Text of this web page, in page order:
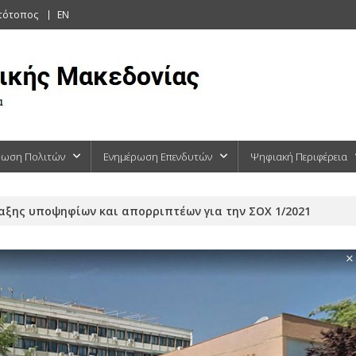
EN
Πολιτών Ενημέρωση Επενδυτών Ψηφιακή Περιφέρεια
υποψηφίων και απορριπτέων για την ΣΟΧ 1/2021